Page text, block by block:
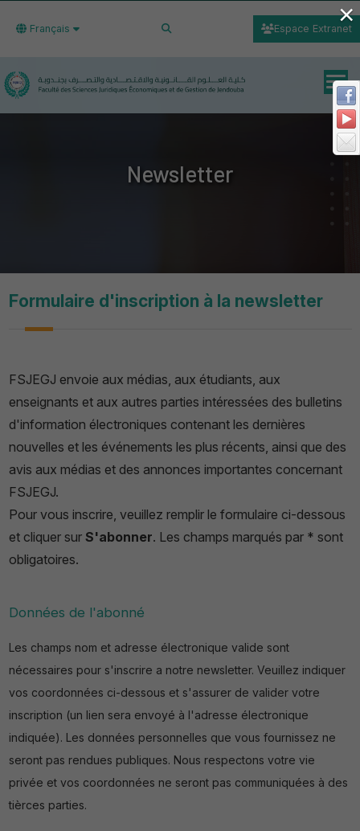
Français Espace Extranet
Newsletter
Formulaire d'inscription à la newsletter
FSJEGJ envoie aux médias, aux étudiants, aux
enseignants et aux autres parties intéressées des bulletins
d'information électroniques contenant les dernières
nouvelles et les événements les plus récents, ainsi que des
avis aux médias et des annonces importantes concernant
FSJEGJ.
Pour vous inscrire, veuillez remplir le formulaire ci-dessous
et cliquer sur S'abonner. Les champs marqués par * sont
obligatoires.
Données de l'abonné
Les champs nom et adresse électronique valide sont
nécessaires pour s'inscrire a notre newsletter. Veuillez indiquer
vos coordonnées ci-dessous et s'assurer de valider votre
inscription (un lien sera envoyé à l'adresse électronique
indiquée). Les données personnelles que vous fournissez ne
seront pas rendues publiques. Nous respectons votre vie
privée et vos coordonnées ne seront pas communiquées à des
tièrces parties.
×